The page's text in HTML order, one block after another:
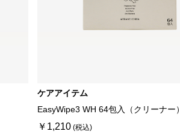
ケアアイテム
EasyWipe3 WH 64包入（クリーナー）
￥1,210